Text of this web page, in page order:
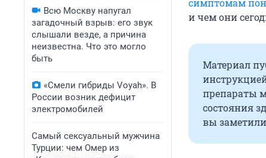
Всю Москву напугал
загадочный взрыв: его звук
слышали везде, а причина
неизвестна. Что это могло
быть
«Смели гибриды Voyah». В
России возник дефицит
электромобилей
Самый сексуальный мужчина
Турции: чем Омер из
симптомам
и чем они
Материал
препараты
состояния
вы